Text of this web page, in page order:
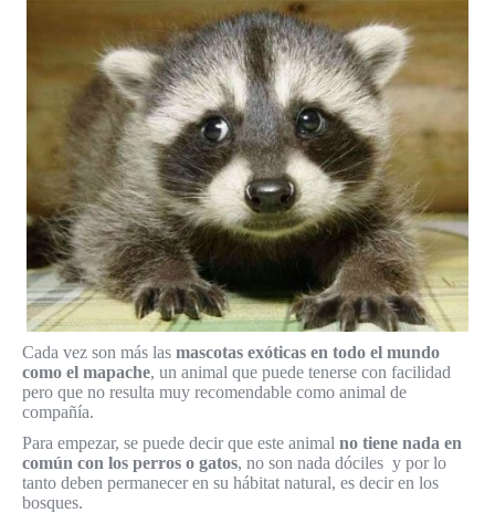
Cada vez son más las mascotas exóticas en todo el mundo
como el mapache, un animal que puede tenerse con facilidad
pero que no resulta muy recomendable como animal de
compañía.
Para empezar, se puede decir que este animal no tiene nada en
común con los perros o gatos, no son nada dóciles y por lo
tanto deben permanecer en su hábitat natural, es decir en los
bosques.